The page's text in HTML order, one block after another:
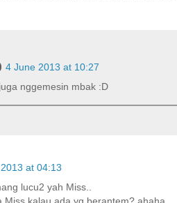
4 June 2013 at 10:27
nggemesin mbak :D
at 04:13
lucu2 yah Miss..
kalau ada yg berantem? ahaha..